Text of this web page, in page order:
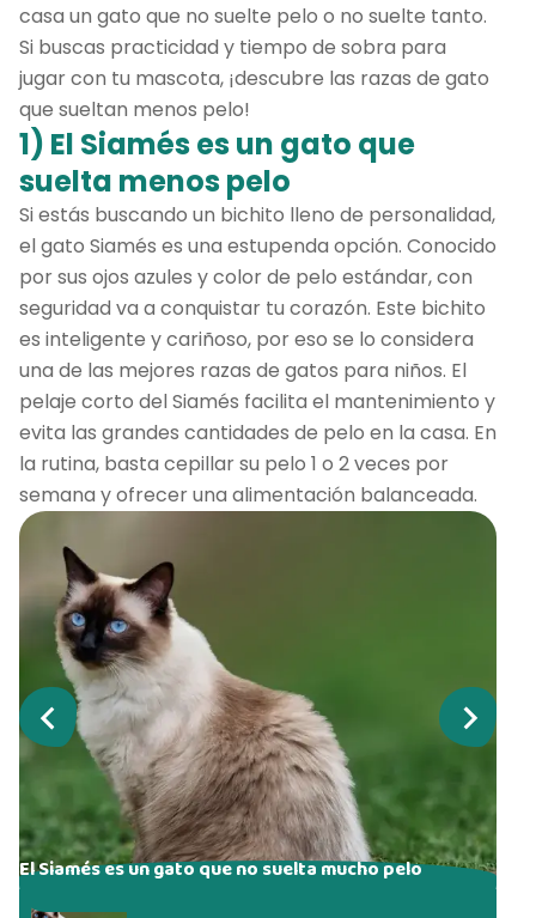
casa un gato que no suelte pelo o no suelte tanto.
Si buscas practicidad y tiempo de sobra para
jugar con tu mascota, ¡descubre las razas de gato
que sueltan menos pelo!
1) El Siamés es un gato que
suelta menos pelo
Si estás buscando un bichito lleno de personalidad,
el gato Siamés es una estupenda opción. Conocido
por sus ojos azules y color de pelo estándar, con
seguridad va a conquistar tu corazón. Este bichito
es inteligente y cariñoso, por eso se lo considera
una de las mejores razas de gatos para niños. El
pelaje corto del Siamés facilita el mantenimiento y
evita las grandes cantidades de pelo en la casa. En
la rutina, basta cepillar su pelo 1 o 2 veces por
semana y ofrecer una alimentación balanceada.
El Siamés es un gato que no suelta mucho pelo